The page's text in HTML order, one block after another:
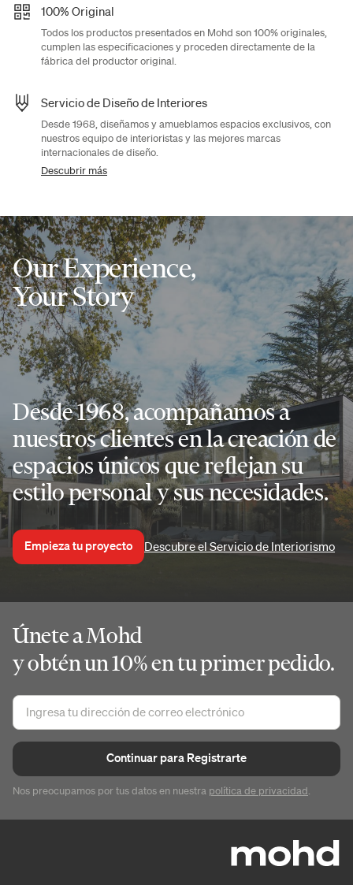
100% Original
Todos los productos presentados en Mohd son 100% originales,
cumplen las especificaciones y proceden directamente de la
fábrica del productor original.
Servicio de Diseño de Interiores
Desde 1968, diseñamos y amueblamos espacios exclusivos, con
nuestros equipo de interioristas y las mejores marcas
internacionales de diseño.
Descubrir más
Our Experience,
Your Story
Desde 1968, acompañamos a
nuestros clientes en la creación de
espacios únicos que reflejan su
estilo personal y sus necesidades.
Empieza tu proyecto Descubre el Servicio de Interiorismo
Únete a Mohd
y obtén un 10% en tu primer pedido.
Continuar para Registrarte
Nos preocupamos por tus datos en nuestra política de privacidad.